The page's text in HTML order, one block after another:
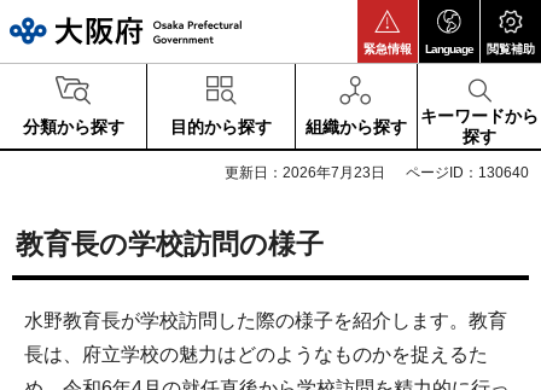
緊急情報 Language 閲覧補助
分類から探す 目的から探す 組織から探す
キーワードから
探す
更新日：2026年7月23日 ページID：130640
教育長の学校訪問の様子
水野教育長が学校訪問した際の様子を紹介します。教育
長は、府立学校の魅力はどのようなものかを捉えるた